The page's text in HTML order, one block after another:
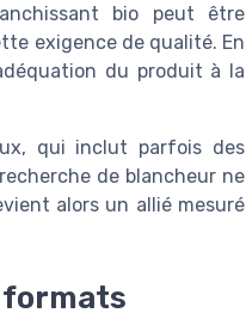
bio peut être
exigence de qualité. En
du produit à la
qui inclut parfois des
de blancheur ne
alors un allié mesuré
formats